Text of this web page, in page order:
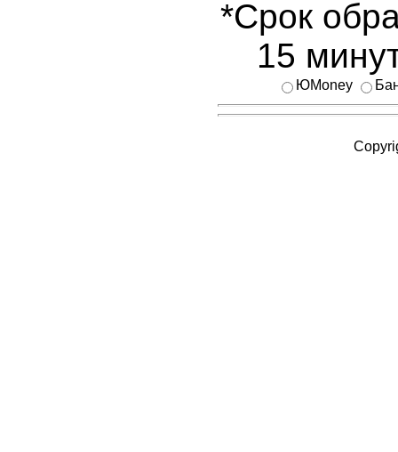
*Срок
15
ЮMoney